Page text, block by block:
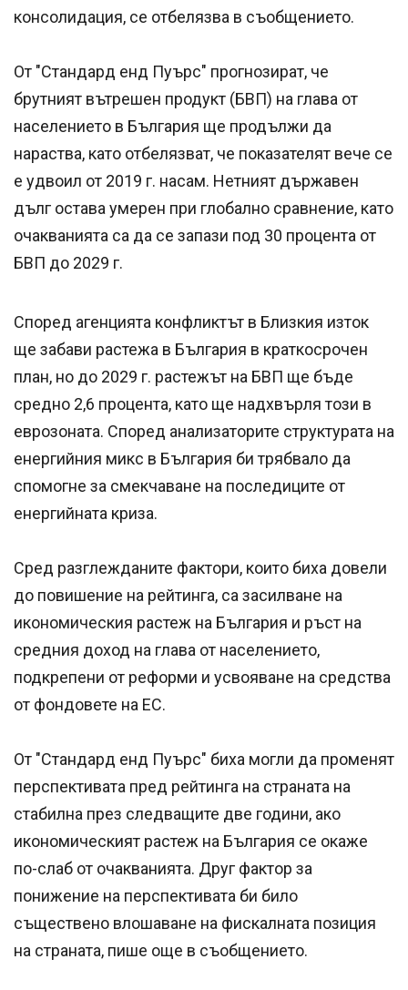
консолидация, се отбелязва в съобщението.
От "Стандард енд Пуърс" прогнозират, че
брутният вътрешен продукт (БВП) на глава от
населението в България ще продължи да
нараства, като отбелязват, че показателят вече се
е удвоил от 2019 г. насам. Нетният държавен
дълг остава умерен при глобално сравнение, като
очакванията са да се запази под 30 процента от
БВП до 2029 г.
Според агенцията конфликтът в Близкия изток
ще забави растежа в България в краткосрочен
план, но до 2029 г. растежът на БВП ще бъде
средно 2,6 процента, като ще надхвърля този в
еврозоната. Според анализаторите структурата на
енергийния микс в България би трябвало да
спомогне за смекчаване на последиците от
енергийната криза.
Сред разглежданите фактори, които биха довели
до повишение на рейтинга, са засилване на
икономическия растеж на България и ръст на
средния доход на глава от населението,
подкрепени от реформи и усвояване на средства
от фондовете на ЕС.
От "Стандард енд Пуърс" биха могли да променят
перспективата пред рейтинга на страната на
стабилна през следващите две години, ако
икономическият растеж на България се окаже
по-слаб от очакванията. Друг фактор за
понижение на перспективата би било
съществено влошаване на фискалната позиция
на страната, пише още в съобщението.